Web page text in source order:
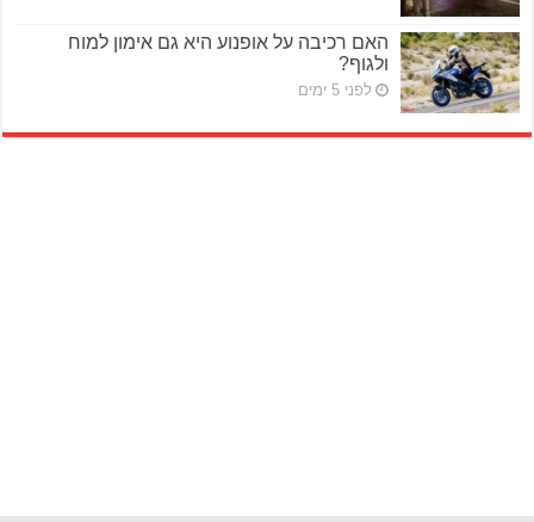
האם רכיבה על אופנוע היא גם אימון למוח
ולגוף?
לפני 5 ימים